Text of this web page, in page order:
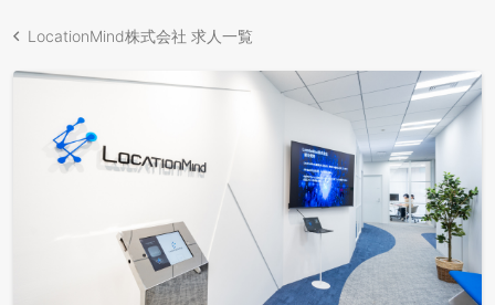
LocationMind株式会社 求人一覧